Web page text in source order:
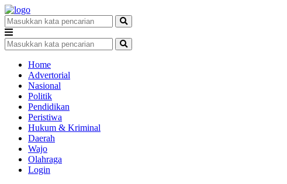
Home
Advertorial
Nasional
Politik
Pendidikan
Peristiwa
Hukum & Kriminal
Daerah
Wajo
Olahraga
Login